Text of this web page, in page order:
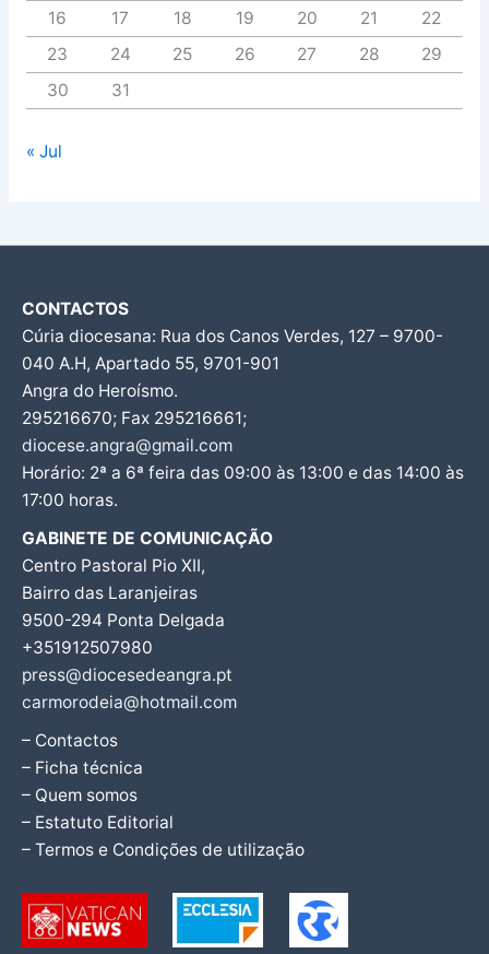
16
17 18 19 20 21
22
23
24 25 26 27 28
29
30
31
« Jul
CONTACTOS
Cúria diocesana: Rua dos Canos Verdes, 127 – 9700-
040 A.H, Apartado 55, 9701-901
Angra do Heroísmo.
295216670; Fax 295216661;
diocese.angra@gmail.com
Horário: 2ª a 6ª feira das 09:00 às 13:00 e das 14:00 às
17:00 horas.
GABINETE DE COMUNICAÇÃO
Centro Pastoral Pio XII,
Bairro das Laranjeiras
9500-294 Ponta Delgada
+351912507980
press@diocesedeangra.pt
carmorodeia@hotmail.com
– Contactos
– Ficha técnica
– Quem somos
– Estatuto Editorial
– Termos e Condições de utilização